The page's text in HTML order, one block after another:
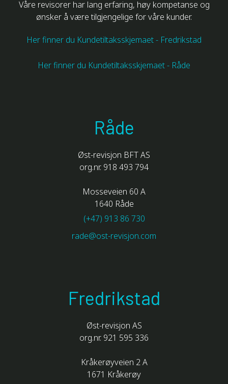
Våre revisorer har lang erfaring, høy kompetanse og
ønsker å være tilgjengelige for våre kunder.
Her finner du Kundetiltaksskjemaet - Fredrikstad
Her finner du Kundetiltaksskjemaet - Råde
Råde
Øst-revisjon BFT AS
org.nr. 918 493 794
Mosseveien 60 A
1640 Råde
(+47) 913 86 730
rade@ost-revisjon.com
Fredrikstad
Øst-revisjon AS
org.nr. 921 595 336
Kråkerøyveien 2 A
1671 Kråkerøy